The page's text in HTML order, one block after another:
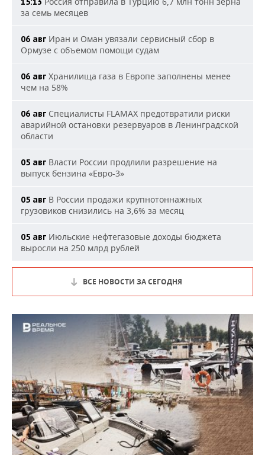
за семь месяцев
06 авг Иран и Оман увязали сервисный сбор в
Ормузе с объемом помощи судам
06 авг Хранилища газа в Европе заполнены менее
чем на 58%
06 авг Специалисты FLAMAX предотвратили риски
аварийной остановки резервуаров в Ленинградской
области
05 авг Власти России продлили разрешение на
выпуск бензина «Евро-3»
05 авг В России продажи крупнотоннажных
грузовиков снизились на 3,6% за месяц
05 авг Июльские нефтегазовые доходы бюджета
выросли на 250 млрд рублей
ВСЕ НОВОСТИ ЗА СЕГОДНЯ